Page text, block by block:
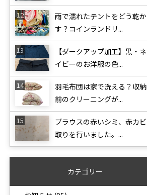
雨で濡れたテントをどう乾か
す？コインランドリ...
【ダークアップ加工】黒・ネ
イビーのお洋服の色...
羽毛布団は家で洗える？収納
前のクリーニングが...
ブラウスの赤いシミ、赤カビ
取りを行いました。...
カテゴリー